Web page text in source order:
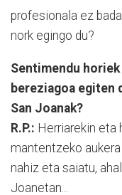
profesionala ez
nork egingo du?
Sentimendu
bereziagoa egiten
San Joanak?
R.P.: Herriarekin eta
mantentzeko
nahiz eta saiatu,
Joanetan...